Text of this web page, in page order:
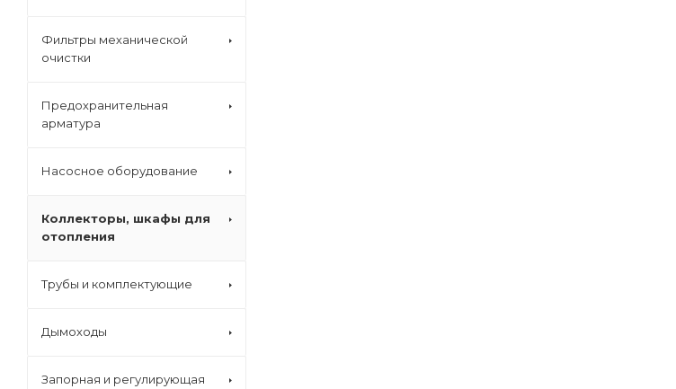
Фильтры механической
очистки
Предохранительная
арматура
Насосное оборудование
Коллекторы, шкафы для
отопления
Трубы и комплектующие
Дымоходы
Запорная и регулирующая